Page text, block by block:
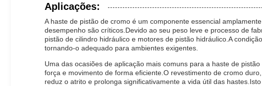
Aplicações:
A haste de pistão de cromo é um componente essencial
desempenho são críticos.Devido ao seu peso leve e processo de
pistão de cilindro hidráulico e motores de pistão hidráulico.A
tornando-o adequado para ambientes exigentes.
Uma das ocasiões de aplicação mais comuns para a haste de
força e movimento de forma eficiente.O revestimento de cromo
reduz o atrito e prolonga significativamente a vida útil das